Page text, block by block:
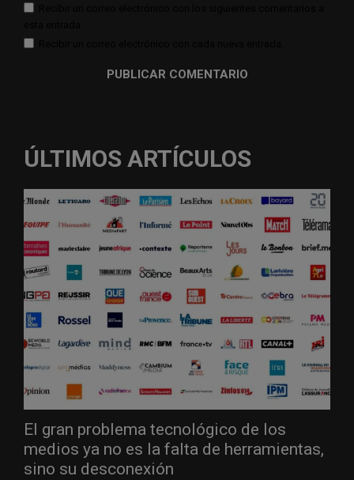
ÚLTIMOS ARTÍCULOS
El gran problema tecnológico de los
medios ya no es la falta de herramientas,
sino su desconexión